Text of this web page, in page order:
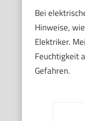
Bei
Hinweise,
Elektriker.
Feuchtigkeit
Gefahren.